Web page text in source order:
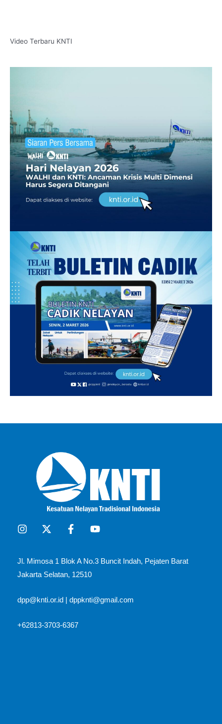
Video Terbaru KNTI
Jl. Mimosa 1 Blok A No.3 Buncit Indah, Pejaten Barat
Jakarta Selatan, 12510​
dpp@knti.or.id dppknti@gmail.com
+62813-3703-6367